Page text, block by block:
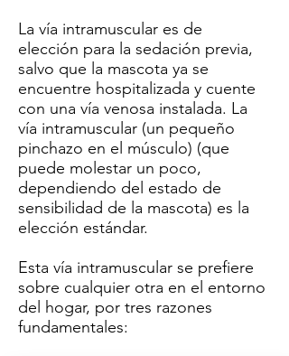
La vía intramuscular es de
elección para la sedación previa,
salvo que la mascota ya se
encuentre hospitalizada y cuente
con una vía venosa instalada. La
vía intramuscular (un pequeño
pinchazo en el músculo) (que
puede molestar un poco,
dependiendo del estado de
sensibilidad de la mascota) es la
elección estándar.
Esta vía intramuscular se prefiere
sobre cualquier otra en el entorno
del hogar, por tres razones
fundamentales: